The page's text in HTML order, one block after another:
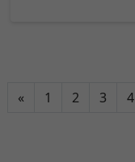
«Terug
1 2 3 4